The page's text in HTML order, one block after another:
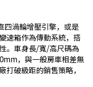
四渦輪增壓引擎，或是
速箱作為傳動系統，搭
。車身長/寬/高尺碼為
，與一般房車相差無
打破級距的銷售策略，